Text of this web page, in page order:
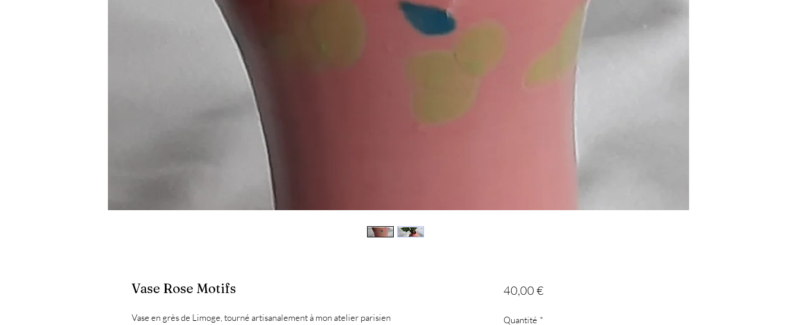
Vase Rose Motifs
Vase en grès de Limoge, tourné artisanalement à mon atelier parisien
40,00 €Prix
Quantité *